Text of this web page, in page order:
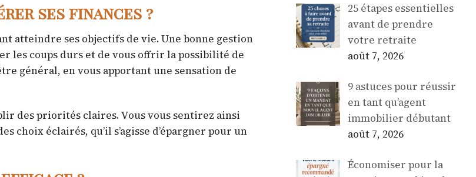
ses finances ?
atteindre ses objectifs de vie. Une bonne gestion
les coups durs et de vous offrir la possibilité de
général, en vous apportant une sensation de
des priorités claires. Vous vous sentirez ainsi
choix éclairés, qu’il s’agisse d’épargner pour un
25 étapes essentielles
avant de prendre
votre retraite
août 7, 2026
9 astuces pour réussir
en tant qu’agent
immobilier débutant
août 7, 2026
Économiser pour la